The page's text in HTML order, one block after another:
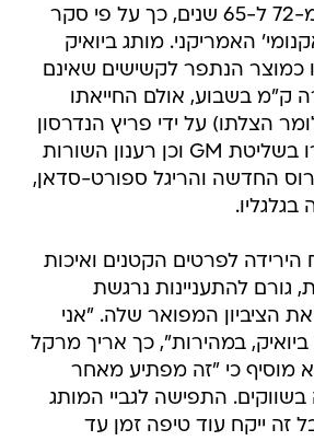
כמוצר הנתפר לקשישים שאינם
ק"מ בשבוע, אולם החייאתו
הצלתו) על ידי פריץ הנדרסון
שהתעקש להשאירו בשליטת GM וכן רענון השורות
החדשה והריגל ספורט-סדאן,
בגלגליו.
הירידה לפרטים הקטנים ואיכות
הציביון המפואר שלה. "אני
במהירות", כך אריך מרקל
מוסיף כי "זה מפתיע מאחר
התפישה לגביי המותג
ייקח עוד טיפה זמן עד